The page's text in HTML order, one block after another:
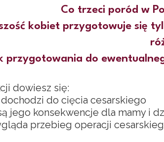
Co trzeci poród w
kobiet przygotowuje się
przygotowania do
dowiesz się:
do cięcia cesarskiego
jego konsekwencje dla mamy i
przebieg operacji